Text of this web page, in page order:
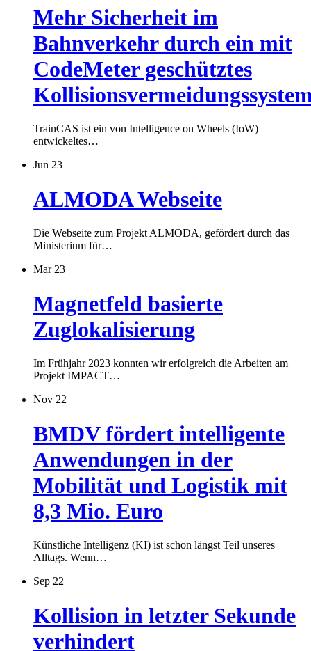
Mehr Sicherheit im
Bahnverkehr durch ein mit
CodeMeter geschütztes
TrainCAS ist ein von Intelligence on Wheels (IoW)
entwickeltes…
Jun 23
ALMODA Webseite
Die Webseite zum Projekt ALMODA, gefördert durch das
Ministerium für…
Mar 23
Magnetfeld basierte
Zuglokalisierung
Im Frühjahr 2023 konnten wir erfolgreich die Arbeiten am
Projekt IMPACT…
Nov 22
BMDV fördert intelligente
Anwendungen in der
Mobilität und Logistik mit
8,3 Mio. Euro
Künstliche Intelligenz (KI) ist schon längst Teil unseres
Alltags. Wenn…
Sep 22
Kollision in letzter Sekunde
verhindert